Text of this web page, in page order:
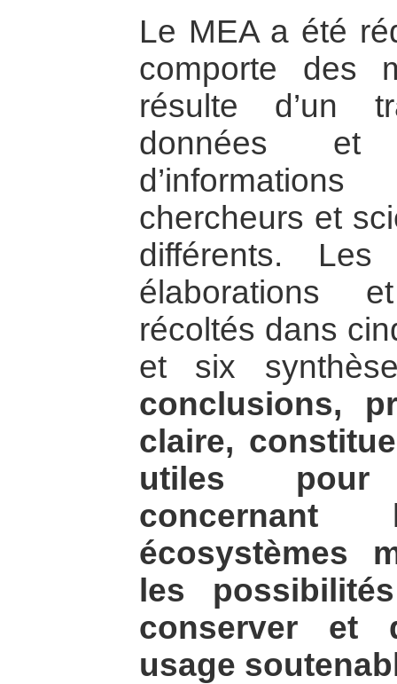
Le MEA a été
comporte des
résulte d’un
données et
chercheurs et
différents.
élaborations
récoltés dans
et six
conclusions,
claire,
utiles
écosystèmes
les
conserver et
usage